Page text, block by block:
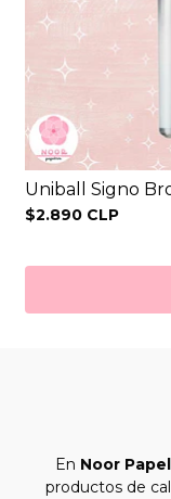
Uniball Signo
$2.890 CLP
En Noor
productos de